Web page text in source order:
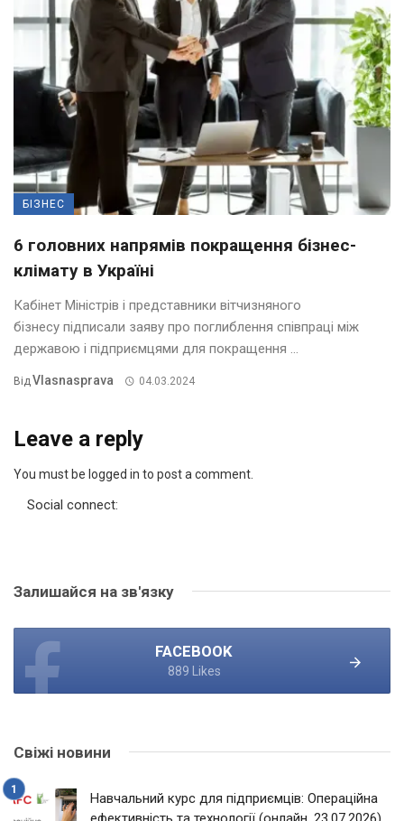
БІЗНЕС
6 головних напрямів покращення бізнес-
клімату в Україні
Кабінет Міністрів і представники вітчизняного
бізнесу підписали заяву про поглиблення співпраці між
державою і підприємцями для покращення ...
ВідVlasnasprava 04.03.2024
Leave a reply
You must be logged in to post a comment.
Social connect:
Залишайся на зв'язку
FACEBOOK
889 Likes
Свіжі новини
Навчальний курс для підприємців: Операційна